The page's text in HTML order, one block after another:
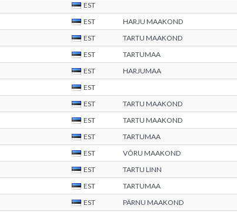
EST
EST
HARJU MAAKOND
EST
TARTU MAAKOND
EST
TARTUMAA
EST
HARJUMAA
EST
EST
TARTU MAAKOND
EST
TARTU MAAKOND
EST
TARTUMAA
EST
VÕRU MAAKOND
EST
TARTU LINN
EST
TARTUMAA
EST
PÄRNU MAAKOND